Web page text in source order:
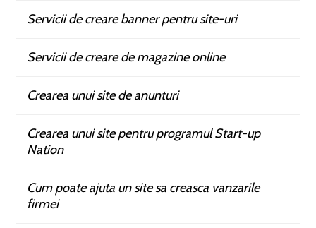
Servicii de creare banner pentru site-uri
Servicii de creare de magazine online
Crearea unui site de anunturi
Crearea unui site pentru programul Start-up
Nation
Cum poate ajuta un site sa creasca vanzarile
firmei